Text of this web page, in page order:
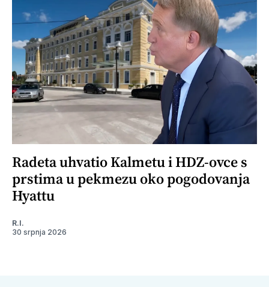
Radeta uhvatio Kalmetu i HDZ-ovce s
prstima u pekmezu oko pogodovanja
Hyattu
R.I.
30 srpnja 2026